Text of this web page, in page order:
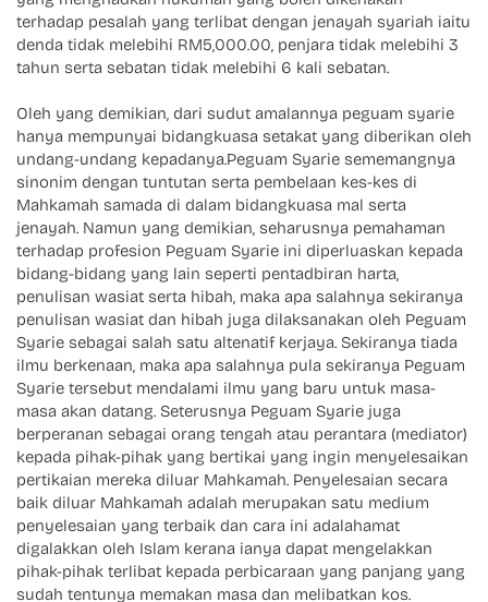
terhadap pesalah yang terlibat dengan jenayah syariah iaitu
denda tidak melebihi RM5,000.00, penjara tidak melebihi 3
tahun serta sebatan tidak melebihi 6 kali sebatan.
Oleh yang demikian, dari sudut amalannya peguam syarie
hanya mempunyai bidangkuasa setakat yang diberikan oleh
undang-undang kepadanya.Peguam Syarie sememangnya
sinonim dengan tuntutan serta pembelaan kes-kes di
Mahkamah samada di dalam bidangkuasa mal serta
jenayah. Namun yang demikian, seharusnya pemahaman
terhadap profesion Peguam Syarie ini diperluaskan kepada
bidang-bidang yang lain seperti pentadbiran harta,
penulisan wasiat serta hibah, maka apa salahnya sekiranya
penulisan wasiat dan hibah juga dilaksanakan oleh Peguam
Syarie sebagai salah satu altenatif kerjaya. Sekiranya tiada
ilmu berkenaan, maka apa salahnya pula sekiranya Peguam
Syarie tersebut mendalami ilmu yang baru untuk masa-
masa akan datang. Seterusnya Peguam Syarie juga
berperanan sebagai orang tengah atau perantara (mediator)
kepada pihak-pihak yang bertikai yang ingin menyelesaikan
pertikaian mereka diluar Mahkamah. Penyelesaian secara
baik diluar Mahkamah adalah merupakan satu medium
penyelesaian yang terbaik dan cara ini adalahamat
digalakkan oleh Islam kerana ianya dapat mengelakkan
pihak-pihak terlibat kepada perbicaraan yang panjang yang
sudah tentunya memakan masa dan melibatkan kos.